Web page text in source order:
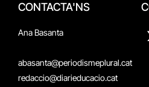
CONTACTA'NS
Ana Basanta
abasanta@periodismeplural.cat
redaccio@diarieducacio.cat